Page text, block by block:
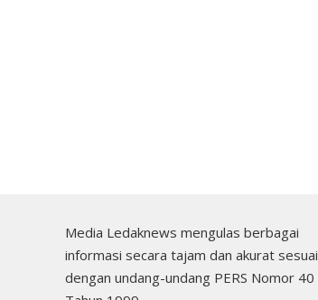
Media Ledaknews mengulas berbagai
informasi secara tajam dan akurat sesuai
dengan undang-undang PERS Nomor 40